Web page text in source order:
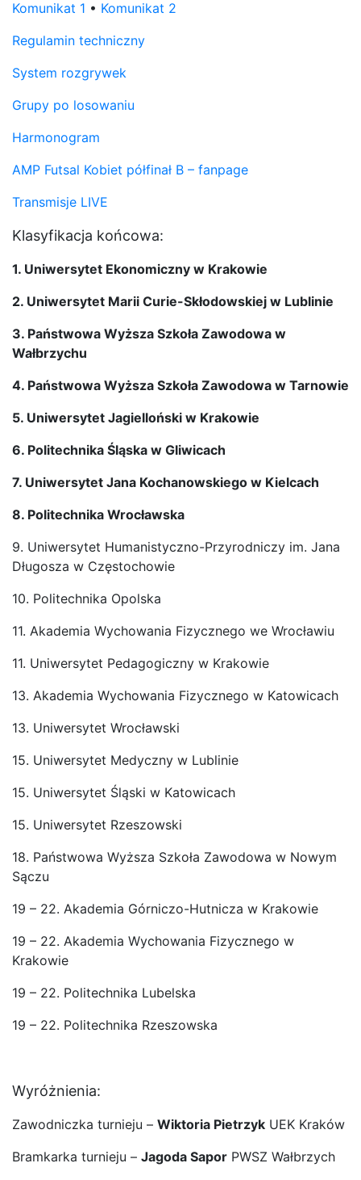
Komunikat 1 • Komunikat 2
Regulamin techniczny
System rozgrywek
Grupy po losowaniu
Harmonogram
AMP Futsal Kobiet półfinał B – fanpage
Transmisje LIVE
Klasyfikacja końcowa:
1. Uniwersytet Ekonomiczny w Krakowie
2. Uniwersytet Marii Curie-Skłodowskiej w Lublinie
3. Państwowa Wyższa Szkoła Zawodowa w
Wałbrzychu
4. Państwowa Wyższa Szkoła Zawodowa w Tarnowie
5. Uniwersytet Jagielloński w Krakowie
6. Politechnika Śląska w Gliwicach
7. Uniwersytet Jana Kochanowskiego w Kielcach
8. Politechnika Wrocławska
9. Uniwersytet Humanistyczno-Przyrodniczy im. Jana
Długosza w Częstochowie
10. Politechnika Opolska
11. Akademia Wychowania Fizycznego we Wrocławiu
11. Uniwersytet Pedagogiczny w Krakowie
13. Akademia Wychowania Fizycznego w Katowicach
13. Uniwersytet Wrocławski
15. Uniwersytet Medyczny w Lublinie
15. Uniwersytet Śląski w Katowicach
15. Uniwersytet Rzeszowski
18. Państwowa Wyższa Szkoła Zawodowa w Nowym
Sączu
19 – 22. Akademia Górniczo-Hutnicza w Krakowie
19 – 22. Akademia Wychowania Fizycznego w
Krakowie
19 – 22. Politechnika Lubelska
19 – 22. Politechnika Rzeszowska
Wyróżnienia:
Zawodniczka turnieju – Wiktoria Pietrzyk UEK Kraków
Bramkarka turnieju – Jagoda Sapor PWSZ Wałbrzych